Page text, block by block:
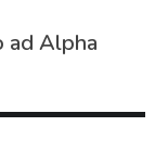
ad Alpha